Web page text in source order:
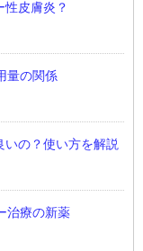
皮膚炎？
量の関係
いの？使い方を解説
治療の新薬